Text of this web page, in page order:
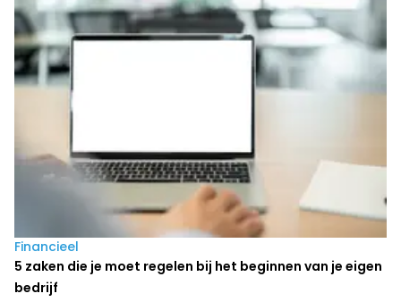
Financieel
5 zaken die je moet regelen bij het beginnen van je eigen
bedrijf